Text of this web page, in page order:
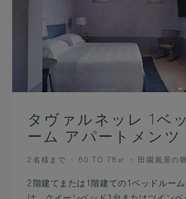
タヴァルネッレ 1ベ
ーム アパートメンツ
OCCUPANCY
2名様まで
ROOM
60 TO 78㎡ VIEW
田園風景の
2階建てまたは1階建ての1ベッドルー